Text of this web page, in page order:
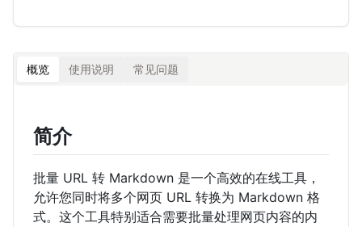
概览 使用说明 常见问题
简介
批量 URL 转 Markdown 是一个高效的在线工具，
允许您同时将多个网页 URL 转换为 Markdown 格
式。这个工具特别适合需要批量处理网页内容的内